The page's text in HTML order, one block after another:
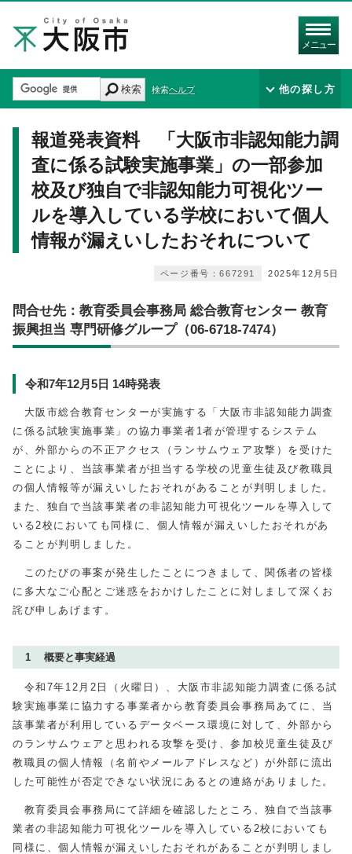
メニュー
検索 検索ヘルプ 他の探し方
報道発表資料 「大阪市非認知能力調
査に係る試験実施事業」の一部参加
校及び独自で非認知能力可視化ツー
ルを導入している学校において個人
情報が漏えいしたおそれについて
2025年12月5日
ページ番号：667291
問合せ先：教育委員会事務局 総合教育センター 教育
振興担当 専門研修グループ（06-6718-7474）
令和7年12月5日 14時発表
大阪市総合教育センターが実施する「大阪市非認知能力調査
に係る試験実施事業」の協力事業者1者が管理するシステム
が、外部からの不正アクセス（ランサムウェア攻撃）を受けた
ことにより、当該事業者が担当する学校の児童生徒及び教職員
の個人情報等が漏えいしたおそれがあることが判明しました。
また、独自で当該事業者の非認知能力可視化ツールを導入して
いる2校においても同様に、個人情報が漏えいしたおそれがあ
ることが判明しました。
このたびの事案が発生したことにつきまして、関係者の皆様
に多大なご心配とご迷惑をおかけしたことに対しまして深くお
詫び申しあげます。
1 概要と事実経過
令和7年12月2日（火曜日）、大阪市非認知能力調査に係る試
験実施事業に協力する事業者から教育委員会事務局あてに、当
該事業者が利用しているデータベース環境に対して、外部から
のランサムウェアと思われる攻撃を受け、参加校児童生徒及び
教職員の個人情報（名前やメールアドレスなど）が外部に流出
した可能性が否定できない状況にあるとの連絡がありました。
教育委員会事務局にて詳細を確認したところ、独自で当該事
業者の非認知能力可視化ツールを導入している2校においても
同様に、個人情報が漏えいしたおそれがあることが判明しまし